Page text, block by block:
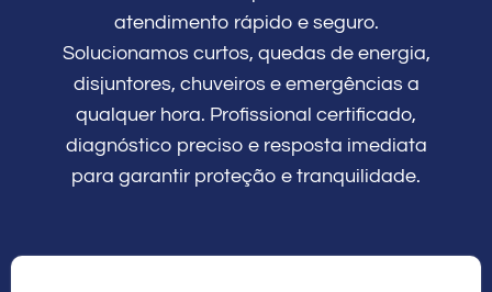
atendimento rápido e seguro.
Solucionamos curtos, quedas de energia,
disjuntores, chuveiros e emergências a
qualquer hora. Profissional certificado,
diagnóstico preciso e resposta imediata
para garantir proteção e tranquilidade.